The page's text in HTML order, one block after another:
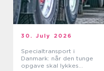
30. July 2026
Specialtransport i
Danmark: når den tunge
opgave skal lykkes